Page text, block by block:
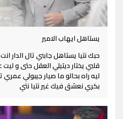
يستاهل ايهاب الامير
حبك نتيا يستاهل جابني تال الدار
قلبي يختار ديتيلي العقل حتى و
ليه راه بحالو ما صيار جيبولي
بكري نعشق فيك غير نتيا نتي